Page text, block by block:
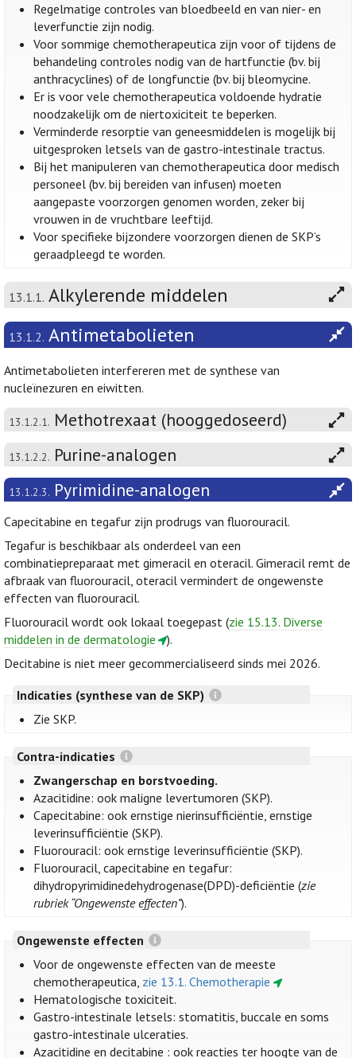
Regelmatige controles van bloedbeeld en van nier- en
leverfunctie zijn nodig.
Voor sommige chemotherapeutica zijn voor of tijdens de
behandeling controles nodig van de hartfunctie (bv. bij
anthracyclines) of de longfunctie (bv. bij bleomycine.
Er is voor vele chemotherapeutica voldoende hydratie
noodzakelijk om de niertoxiciteit te beperken.
Verminderde resorptie van geneesmiddelen is mogelijk bij
uitgesproken letsels van de gastro-intestinale tractus.
Bij het manipuleren van chemotherapeutica door medisch
personeel (bv. bij bereiden van infusen) moeten
aangepaste voorzorgen genomen worden, zeker bij
vrouwen in de vruchtbare leeftijd.
Voor specifieke bijzondere voorzorgen dienen de SKP’s
geraadpleegd te worden.
13.1.1. Alkylerende middelen
13.1.2. Antimetabolieten
Antimetabolieten interfereren met de synthese van
nucleïnezuren en eiwitten.
13.1.2.1. Methotrexaat (hooggedoseerd)
13.1.2.2. Purine-analogen
13.1.2.3. Pyrimidine-analogen
Capecitabine en tegafur zijn prodrugs van fluorouracil.
Tegafur is beschikbaar als onderdeel van een
combinatiepreparaat met gimeracil en oteracil. Gimeracil remt de
afbraak van fluorouracil, oteracil vermindert de ongewenste
effecten van fluorouracil.
Fluorouracil wordt ook lokaal toegepast (zie 15.13. Diverse
middelen in de dermatologie
).
Decitabine is niet meer gecommercialiseerd sinds mei 2026.
Indicaties (synthese van de SKP)
Zie SKP.
Contra-indicaties
Zwangerschap en borstvoeding.
Azacitidine: ook maligne levertumoren (SKP).
Capecitabine: ook ernstige nierinsufficiëntie, ernstige
leverinsufficiëntie (SKP).
Fluorouracil: ook ernstige leverinsufficiëntie (SKP).
Fluorouracil, capecitabine en tegafur:
dihydropyrimidinedehydrogenase(DPD)-deficiëntie (zie
rubriek “Ongewenste effecten”).
Ongewenste effecten
Voor de ongewenste effecten van de meeste
chemotherapeutica, zie 13.1. Chemotherapie
Hematologische toxiciteit.
Gastro-intestinale letsels: stomatitis, buccale en soms
gastro-intestinale ulceraties.
Azacitidine en decitabine : ook reacties ter hoogte van de